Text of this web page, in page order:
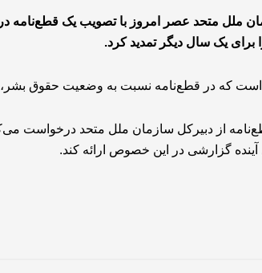
ملل متحد عصر امروز با تصویب یک قطع‌نامه
برای یک سال دیگر تمدید کرد.
است که در قطع‌نامه نسبت به وضعیت حقوق بشر،
از دبیرکل سازمان ملل متحد درخواست
آینده گزارشی در این خصوص ارائه کند.